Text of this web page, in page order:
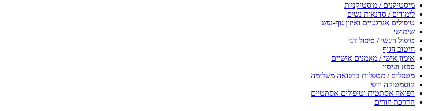
מיסטיקנים / מיסטיקניות
לימודים / סדנאות נשים
טיפולים אנרגטיים ואיזון גוף-נפש
שימושי
טיפול ריגשי / טיפול זוגי
חיטוב הגוף
אימון אישי / מאמנים אישיים
ספא ועיסוי
מטפלים / מטפלות ברפואה משלימה
קוסמטיקה ויופי
רפואה אסתטית וטיפולים אסתטיים
הדרכת הורים